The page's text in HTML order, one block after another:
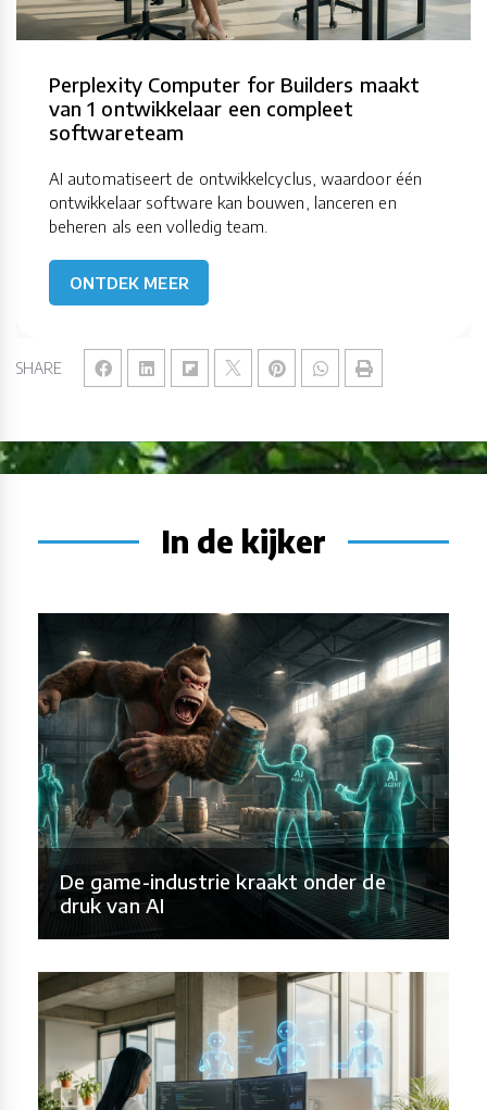
SHARE
Perplexity Computer for Builders maakt
van 1 ontwikkelaar een compleet
softwareteam
AI automatiseert de ontwikkelcyclus, waardoor één
ontwikkelaar software kan bouwen, lanceren en
beheren als een volledig team.
ONTDEK MEER
In de kijker
De game-industrie kraakt onder de
druk van AI